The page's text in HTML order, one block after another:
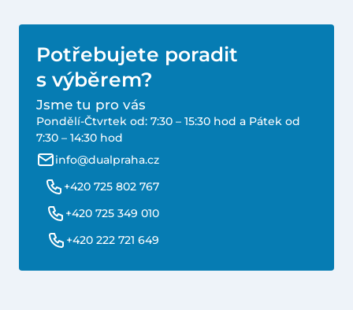
Potřebujete poradit
s výběrem?
Jsme tu pro vás
Pondělí-Čtvrtek od: 7:30 – 15:30 hod a Pátek od
7:30 – 14:30 hod
info@dualpraha.cz
+420 725 802 767
+420 725 349 010
+420 222 721 649